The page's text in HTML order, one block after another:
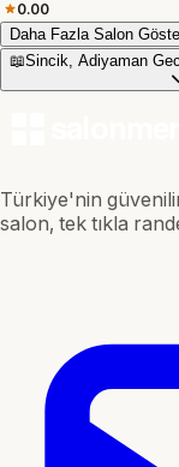
0.00
Daha Fazla Salon
📖Sincik, Adiyaman
Türkiye'nin
salon, tek tıkla